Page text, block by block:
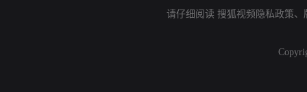
请仔细阅读 搜狐视频隐私政策、